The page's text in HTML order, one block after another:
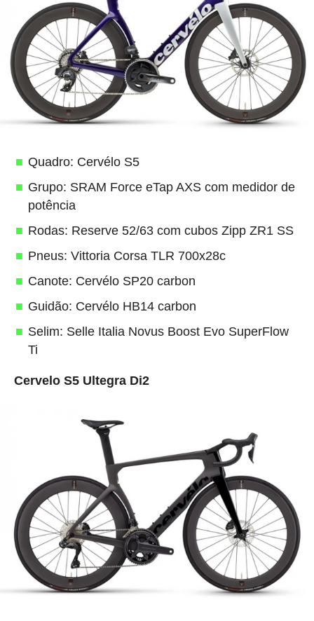
Quadro: Cervélo S5
Grupo: SRAM Force eTap AXS com medidor de
potência
Rodas: Reserve 52/63 com cubos Zipp ZR1 SS
Pneus: Vittoria Corsa TLR 700x28c
Canote: Cervélo SP20 carbon
Guidão: Cervélo HB14 carbon
Selim: Selle Italia Novus Boost Evo SuperFlow
Ti
Cervelo S5 Ultegra Di2